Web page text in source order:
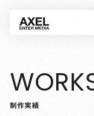
WORK
制作実績